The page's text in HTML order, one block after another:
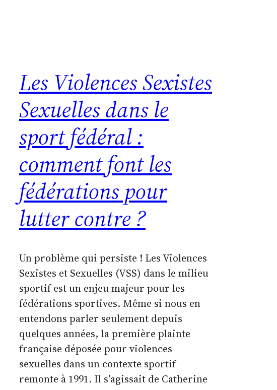
Les Violences Sexistes
Sexuelles dans le
sport fédéral :
comment font les
fédérations pour
lutter contre ?
Un problème qui persiste ! Les Violences
Sexistes et Sexuelles (VSS) dans le milieu
sportif est un enjeu majeur pour les
fédérations sportives. Même si nous en
entendons parler seulement depuis
quelques années, la première plainte
française déposée pour violences
sexuelles dans un contexte sportif
remonte à 1991. Il s’agissait de Catherine